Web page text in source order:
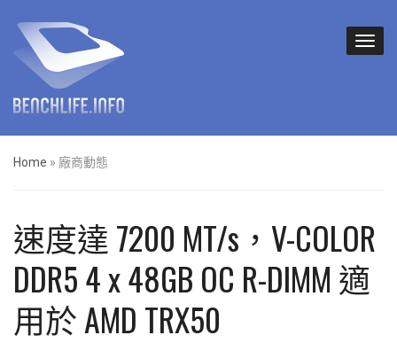
Home » 廠商動態
速度達 7200 MT/s，V-COLOR
DDR5 4 x 48GB OC R-DIMM 適
用於 AMD TRX50